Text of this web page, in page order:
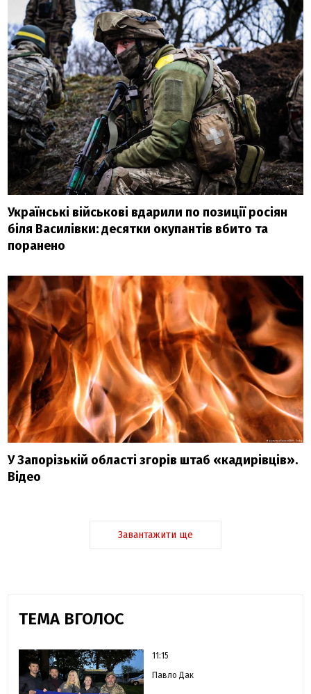
Українські військові вдарили по позиції росіян
біля Василівки: десятки окупантів вбито та
поранено
У Запорізькій області згорів штаб «кадирівців».
Відео
Завантажити ще
ТЕМА ВГОЛОС
11:15
Павло Дак